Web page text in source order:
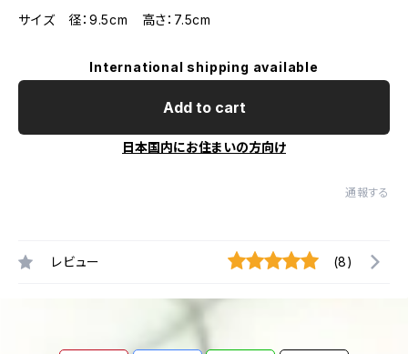
サイズ 径：9.5cm 高さ：7.5cm
International shipping available
Add to cart
日本国内にお住まいの方向け
通報する
レビュー (8)